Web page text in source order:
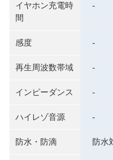
イヤホン充電時
間
感度
再生周波数帯域
インピーダンス
ハイレゾ音源
防水・防滴
-
-
-
-
-
防水